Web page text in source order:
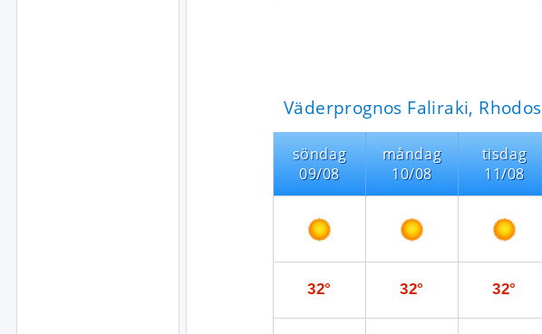
Väderprognos Faliraki, Rhodos
söndag
09/08
måndag
10/08
tisdag
11/08
32° 32° 32°